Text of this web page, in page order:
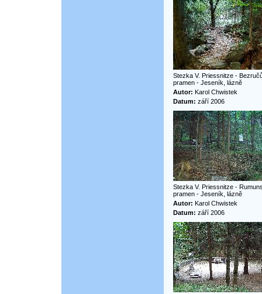
Stezka V. Priessnitze -
pramen - Jeseník, lázně
Autor: Karol Chwistek
Datum: září 2006
Stezka V. Priessnitze -
pramen - Jeseník, lázně
Autor: Karol Chwistek
Datum: září 2006